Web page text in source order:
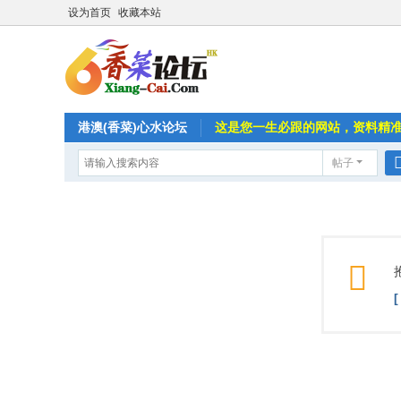
设为首页 收藏本站
港澳(香菜)心水论坛 这是您一生必跟的网站，资料精
帖子
[